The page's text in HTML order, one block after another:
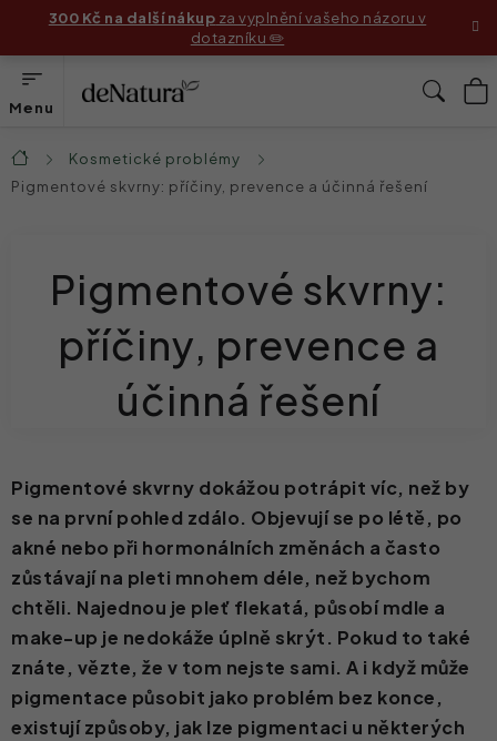
obsah
300 Kč na další nákup za vyplnění vašeho názoru v
dotazníku ✏️
Produkty
Příběhy zákaznic
Před & Po
Náš příběh
Kontakt
Domů
Kosmetické problémy
Pigmentové skvrny: příčiny, prevence a účinná řešení
Pigmentové skvrny:
příčiny, prevence a
účinná řešení
Pigmentové skvrny dokážou potrápit víc, než by
se na první pohled zdálo. Objevují se po létě, po
akné nebo při hormonálních změnách a často
zůstávají na pleti mnohem déle, než bychom
chtěli. Najednou je pleť flekatá, působí mdle a
make-up je nedokáže úplně skrýt. Pokud to také
znáte, vězte, že v tom nejste sami. A i když může
pigmentace působit jako problém bez konce,
existují způsoby, jak lze pigmentaci u některých